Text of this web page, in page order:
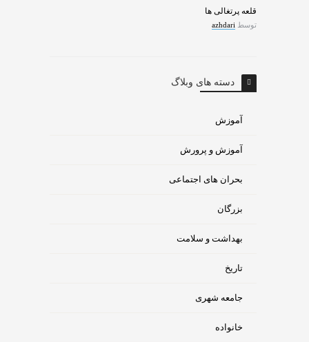
قلعه پرتغالی ها
توسط azhdari
دسته های وبلاگ
آموزش
آموزش و پرورش
بحران های اجتماعی
بزرگان
بهداشت و سلامت
تاریخ
جامعه شهری
خانواده